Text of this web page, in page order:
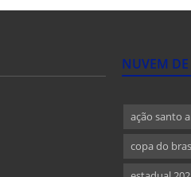
NUVEM DE
ação santo
copa do